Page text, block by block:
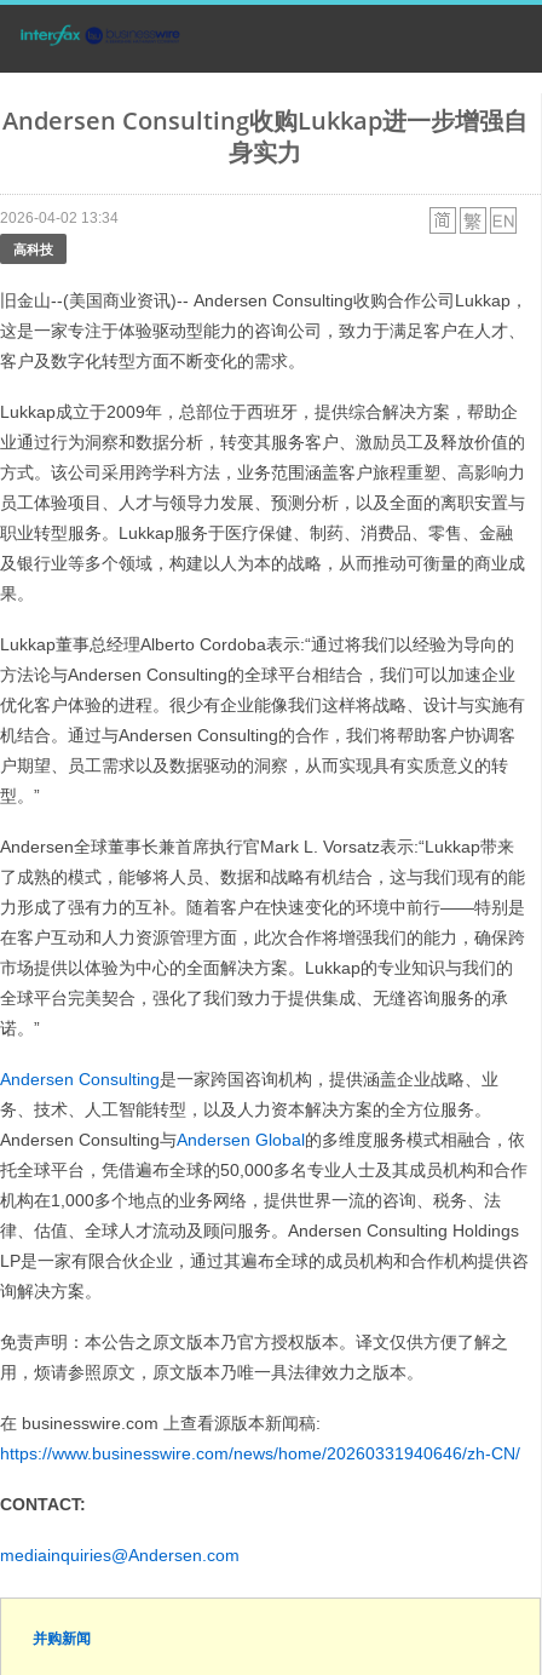
Andersen Consulting收购Lukkap进一步增强自
身实力
2026-04-02 13:34
高科技
旧金山--(美国商业资讯)-- Andersen Consulting收购合作公司Lukkap，
这是一家专注于体验驱动型能力的咨询公司，致力于满足客户在人才、
客户及数字化转型方面不断变化的需求。
Lukkap成立于2009年，总部位于西班牙，提供综合解决方案，帮助企
业通过行为洞察和数据分析，转变其服务客户、激励员工及释放价值的
方式。该公司采用跨学科方法，业务范围涵盖客户旅程重塑、高影响力
员工体验项目、人才与领导力发展、预测分析，以及全面的离职安置与
职业转型服务。Lukkap服务于医疗保健、制药、消费品、零售、金融
及银行业等多个领域，构建以人为本的战略，从而推动可衡量的商业成
果。
Lukkap董事总经理Alberto Cordoba表示:“通过将我们以经验为导向的
方法论与Andersen Consulting的全球平台相结合，我们可以加速企业
优化客户体验的进程。很少有企业能像我们这样将战略、设计与实施有
机结合。通过与Andersen Consulting的合作，我们将帮助客户协调客
户期望、员工需求以及数据驱动的洞察，从而实现具有实质意义的转
型。”
Andersen全球董事长兼首席执行官Mark L. Vorsatz表示:“Lukkap带来
了成熟的模式，能够将人员、数据和战略有机结合，这与我们现有的能
力形成了强有力的互补。随着客户在快速变化的环境中前行——特别是
在客户互动和人力资源管理方面，此次合作将增强我们的能力，确保跨
市场提供以体验为中心的全面解决方案。Lukkap的专业知识与我们的
全球平台完美契合，强化了我们致力于提供集成、无缝咨询服务的承
诺。”
Andersen Consulting是一家跨国咨询机构，提供涵盖企业战略、业
务、技术、人工智能转型，以及人力资本解决方案的全方位服务。
Andersen Consulting与Andersen Global的多维度服务模式相融合，依
托全球平台，凭借遍布全球的50,000多名专业人士及其成员机构和合作
机构在1,000多个地点的业务网络，提供世界一流的咨询、税务、法
律、估值、全球人才流动及顾问服务。Andersen Consulting Holdings
LP是一家有限合伙企业，通过其遍布全球的成员机构和合作机构提供咨
询解决方案。
免责声明：本公告之原文版本乃官方授权版本。译文仅供方便了解之
用，烦请参照原文，原文版本乃唯一具法律效力之版本。
在 businesswire.com 上查看源版本新闻稿:
https://www.businesswire.com/news/home/20260331940646/zh-CN/
CONTACT:
mediainquiries@Andersen.com
并购新闻